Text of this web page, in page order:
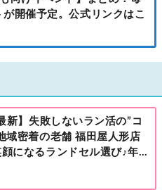
開催予定。公式リンクはこ
新】失敗しないラン活の”コ
域密着の老舗 福田屋人形店
になるランドセル選び♪年